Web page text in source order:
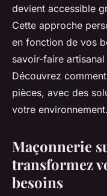
devient accessible
Cette approche
en fonction de vos
savoir-faire
Découvrez
pièces, avec des
votre environnement.
Maçonnerie
transformez
besoins